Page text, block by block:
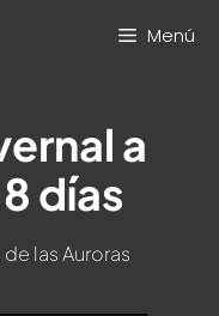
Menú
a
días
las Auroras